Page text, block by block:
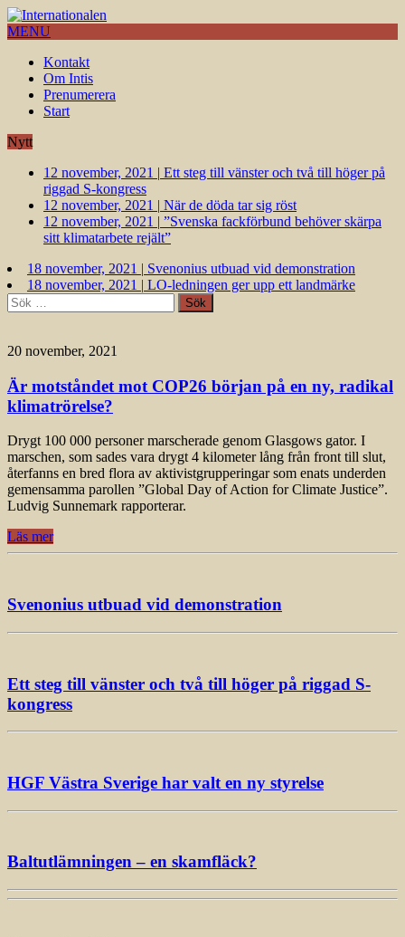
MENU
Kontakt
Om Intis
Prenumerera
Start
Nytt
12 november, 2021 | Ett steg till vänster och två till höger på
riggad S-kongress
12 november, 2021 | När de döda tar sig röst
12 november, 2021 | ”Svenska fackförbund behöver skärpa
sitt klimatarbete rejält”
18 november, 2021 | Svenonius utbuad vid demonstration
18 november, 2021 | LO-ledningen ger upp ett landmärke
Sök
efter:
20 november, 2021
Är motståndet mot COP26 början på en ny, radikal
klimatrörelse?
Drygt 100 000 personer marscherade genom Glasgows gator. I
marschen, som sades vara drygt 4 kilometer lång från front till slut,
återfanns en bred flora av aktivistgrupperingar som enats underden
gemensamma parollen ”Global Day of Action for Climate Justice”.
Ludvig Sunnemark rapporterar.
Läs mer
Svenonius utbuad vid demonstration
Ett steg till vänster och två till höger på riggad S-
kongress
HGF Västra Sverige har valt en ny styrelse
Baltutlämningen – en skamfläck?